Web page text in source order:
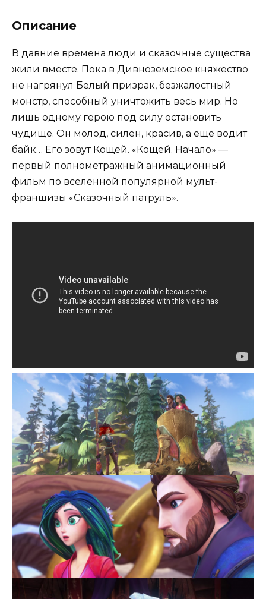
Описание
В давние времена люди и сказочные существа
жили вместе. Пока в Дивноземское княжество
не нагрянул Белый призрак, безжалостный
монстр, способный уничтожить весь мир. Но
лишь одному герою под силу остановить
чудище. Он молод, силен, красив, а еще водит
байк… Его зовут Кощей. «Кощей. Начало» —
первый полнометражный анимационный
фильм по вселенной популярной мульт-
франшизы «Сказочный патруль».